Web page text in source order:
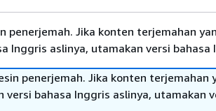
penerjemah. Jika konten terjemahan
Inggris aslinya, utamakan versi bahasa
penerjemah. Jika konten terjemahan
bahasa Inggris aslinya, utamakan